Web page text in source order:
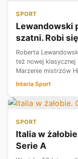
SPORT
Lewandowski
szatni. Robi
Roberta
też nowej klasycznej
Marzenie mistrzów
Juliana Alvareza.
w tej spra...
Interia Sport
SPORT
Italia w
Serie A